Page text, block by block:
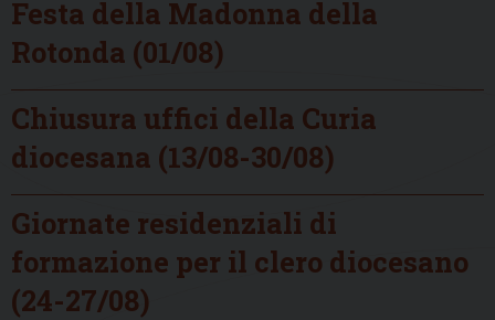
Festa della Madonna della
Rotonda (01/08)
Chiusura uffici della Curia
diocesana (13/08-30/08)
Giornate residenziali di
formazione per il clero diocesano
(24-27/08)